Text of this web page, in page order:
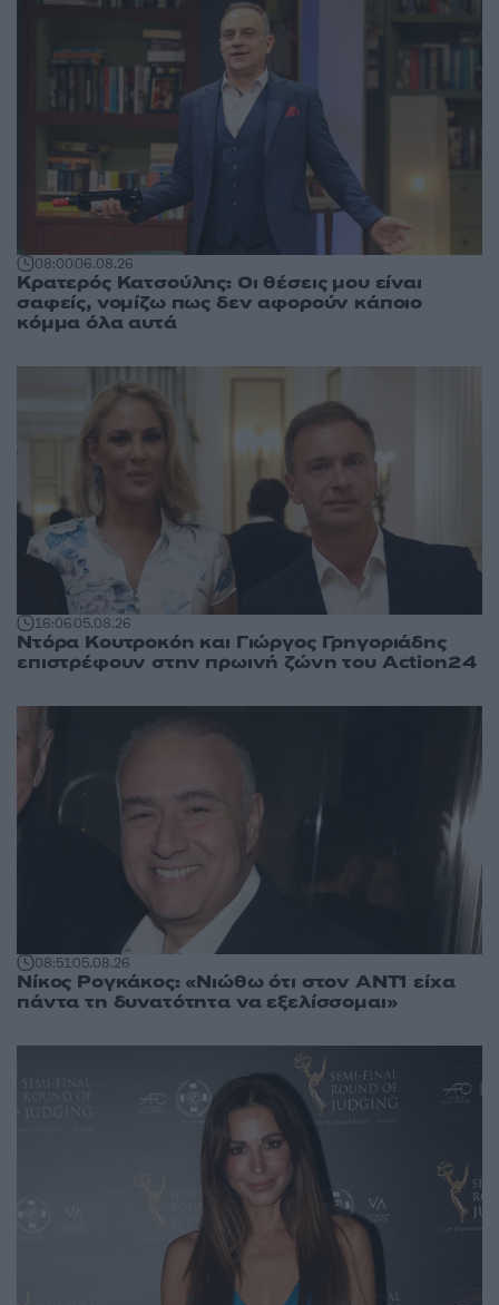
08:0006.08.26
Κρατερός Κατσούλης: Οι θέσεις μου είναι
σαφείς, νομίζω πως δεν αφορούν κάποιο
κόμμα όλα αυτά
16:0605.08.26
Ντόρα Κουτροκόη και Γιώργος Γρηγοριάδης
επιστρέφουν στην πρωινή ζώνη του Action24
08:5105.08.26
Νίκος Ρογκάκος: «Νιώθω ότι στον ΑΝΤ1 είχα
πάντα τη δυνατότητα να εξελίσσομαι»